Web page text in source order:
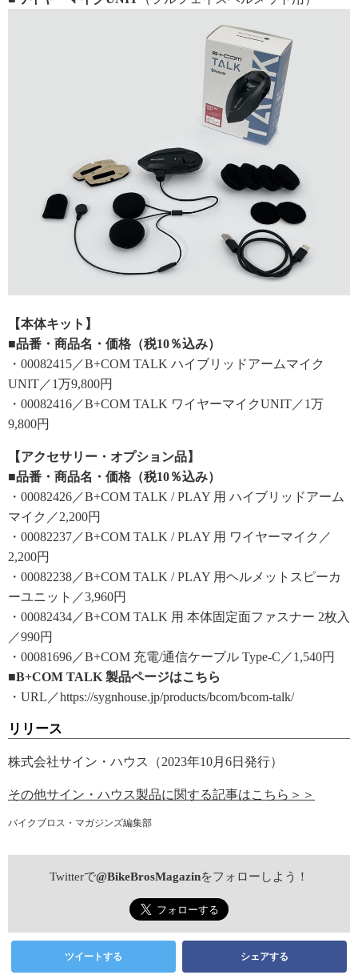
【本体キット】
■品番・商品名・価格（税10％込み）
・00082415／B+COM TALK ハイブリッドアームマイク
UNIT／1万9,800円
・00082416／B+COM TALK ワイヤーマイクUNIT／1万
9,800円
【アクセサリー・オプション品】
■品番・商品名・価格（税10％込み）
・00082426／B+COM TALK / PLAY 用 ハイブリッドアーム
マイク／2,200円
・00082237／B+COM TALK / PLAY 用 ワイヤーマイク／
2,200円
・00082238／B+COM TALK / PLAY 用ヘルメットスピーカ
ーユニット／3,960円
・00082434／B+COM TALK 用 本体固定面ファスナー 2枚入
／990円
・00081696／B+COM 充電/通信ケーブル Type-C／1,540円
■B+COM TALK 製品ページはこちら
・URL／https://sygnhouse.jp/products/bcom/bcom-talk/
リリース
株式会社サイン・ハウス（2023年10月6日発行）
その他サイン・ハウス製品に関する記事はこちら＞＞
バイクブロス・マガジンズ編集部
Twitterで@BikeBrosMagazinをフォローしよう！
ツイートする シェアする